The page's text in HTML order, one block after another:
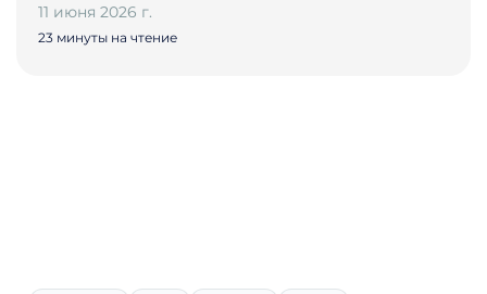
11 июня 2026 г.
23 минуты на чтение